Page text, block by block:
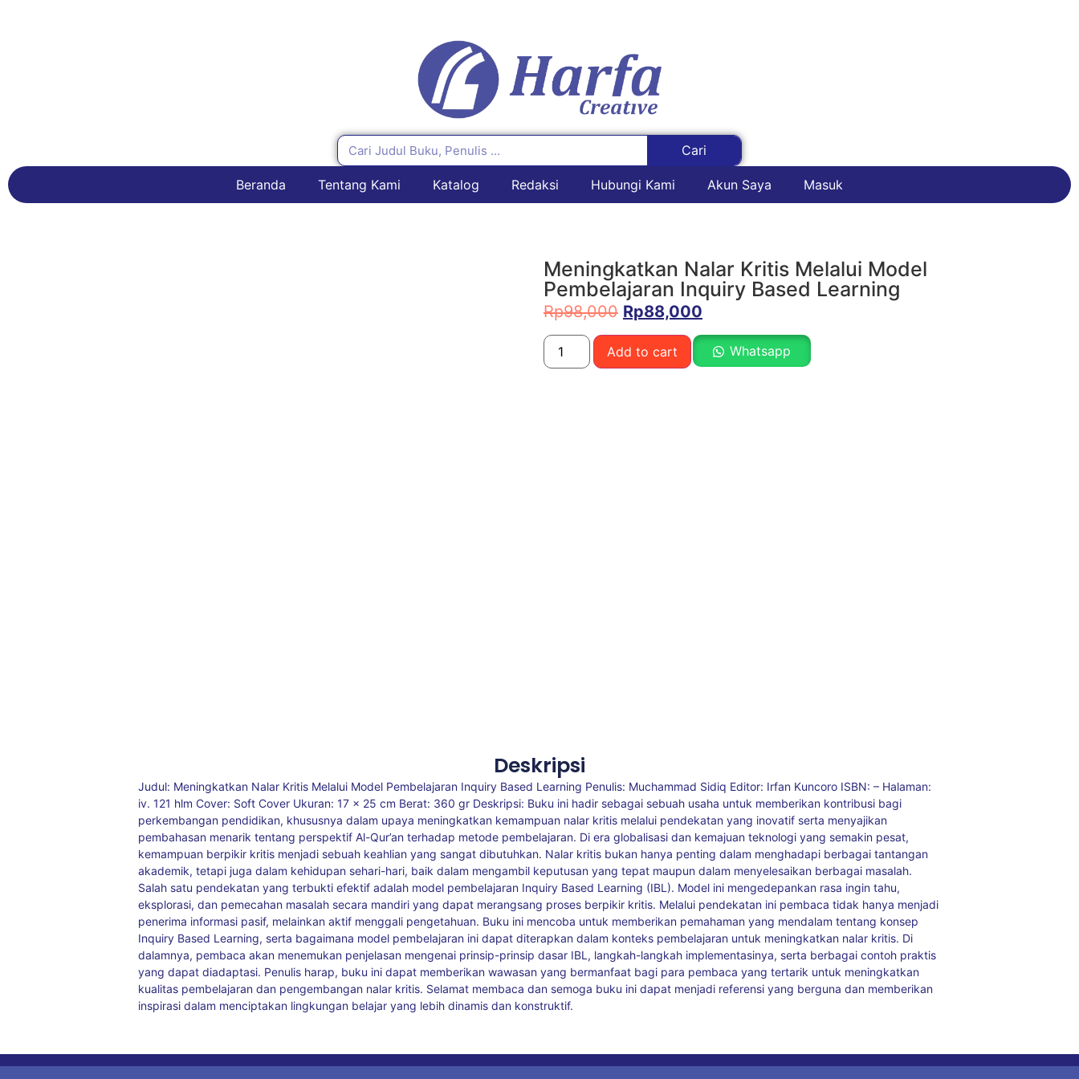
Cari
Beranda Tentang Kami Katalog Redaksi Hubungi Kami Akun Saya Masuk
Meningkatkan Nalar Kritis Melalui Model
Pembelajaran Inquiry Based Learning
Rp98,000 Rp88,000
Add to cart Whatsapp
Deskripsi
Judul: Meningkatkan Nalar Kritis Melalui Model Pembelajaran Inquiry Based Learning Penulis: Muchammad Sidiq Editor: Irfan Kuncoro ISBN: – Halaman:
iv. 121 hlm Cover: Soft Cover Ukuran: 17 x 25 cm Berat: 360 gr Deskripsi: Buku ini hadir sebagai sebuah usaha untuk memberikan kontribusi bagi
perkembangan pendidikan, khususnya dalam upaya meningkatkan kemampuan nalar kritis melalui pendekatan yang inovatif serta menyajikan
pembahasan menarik tentang perspektif Al-Qur’an terhadap metode pembelajaran. Di era globalisasi dan kemajuan teknologi yang semakin pesat,
kemampuan berpikir kritis menjadi sebuah keahlian yang sangat dibutuhkan. Nalar kritis bukan hanya penting dalam menghadapi berbagai tantangan
akademik, tetapi juga dalam kehidupan sehari-hari, baik dalam mengambil keputusan yang tepat maupun dalam menyelesaikan berbagai masalah.
Salah satu pendekatan yang terbukti efektif adalah model pembelajaran Inquiry Based Learning (IBL). Model ini mengedepankan rasa ingin tahu,
eksplorasi, dan pemecahan masalah secara mandiri yang dapat merangsang proses berpikir kritis. Melalui pendekatan ini pembaca tidak hanya menjadi
penerima informasi pasif, melainkan aktif menggali pengetahuan. Buku ini mencoba untuk memberikan pemahaman yang mendalam tentang konsep
Inquiry Based Learning, serta bagaimana model pembelajaran ini dapat diterapkan dalam konteks pembelajaran untuk meningkatkan nalar kritis. Di
dalamnya, pembaca akan menemukan penjelasan mengenai prinsip-prinsip dasar IBL, langkah-langkah implementasinya, serta berbagai contoh praktis
yang dapat diadaptasi. Penulis harap, buku ini dapat memberikan wawasan yang bermanfaat bagi para pembaca yang tertarik untuk meningkatkan
kualitas pembelajaran dan pengembangan nalar kritis. Selamat membaca dan semoga buku ini dapat menjadi referensi yang berguna dan memberikan
inspirasi dalam menciptakan lingkungan belajar yang lebih dinamis dan konstruktif.